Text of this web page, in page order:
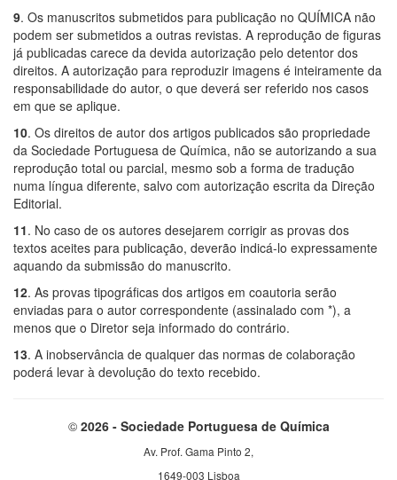
9. Os manuscritos submetidos para publicação no QUÍMICA não
podem ser submetidos a outras revistas. A reprodução de figuras
já publicadas carece da devida autorização pelo detentor dos
direitos. A autorização para reproduzir imagens é inteiramente da
responsabilidade do autor, o que deverá ser referido nos casos
em que se aplique.
10. Os direitos de autor dos artigos publicados são propriedade
da Sociedade Portuguesa de Química, não se autorizando a sua
reprodução total ou parcial, mesmo sob a forma de tradução
numa língua diferente, salvo com autorização escrita da Direção
Editorial.
11. No caso de os autores desejarem corrigir as provas dos
textos aceites para publicação, deverão indicá-lo expressamente
aquando da submissão do manuscrito.
12. As provas tipográficas dos artigos em coautoria serão
enviadas para o autor correspondente (assinalado com *), a
menos que o Diretor seja informado do contrário.
13. A inobservância de qualquer das normas de colaboração
poderá levar à devolução do texto recebido.
© 2026 - Sociedade Portuguesa de Química
Av. Prof. Gama Pinto 2,
1649-003 Lisboa